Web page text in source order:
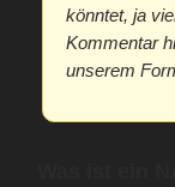
könntet, ja
Kommentar
unserem